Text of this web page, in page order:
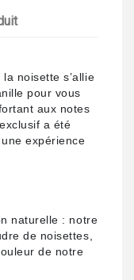
noisette s’allie
pour vous
aux notes
a été
expérience
naturelle : notre
de noisettes,
de notre